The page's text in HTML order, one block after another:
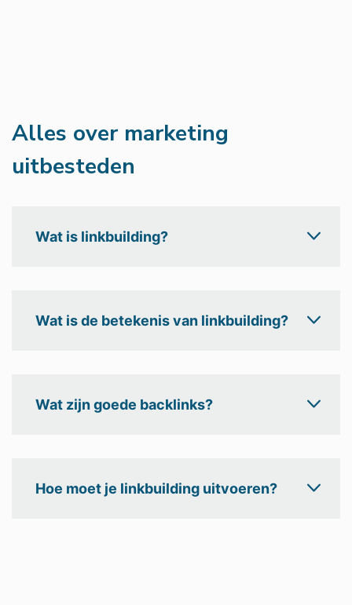
Alles over marketing
uitbesteden
Wat is linkbuilding?
Wat is de betekenis van linkbuilding?
Wat zijn goede backlinks?
Hoe moet je linkbuilding uitvoeren?